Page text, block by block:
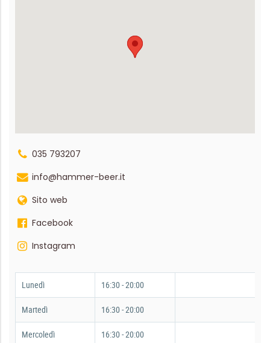
035 793207
info@hammer-beer.it
Sito web
Facebook
Instagram
Lunedì 16:30 - 20:00
Martedì 16:30 - 20:00
Mercoledì 16:30 - 20:00